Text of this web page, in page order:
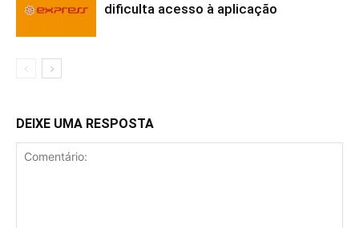
dificulta acesso à aplicação
DEIXE UMA RESPOSTA